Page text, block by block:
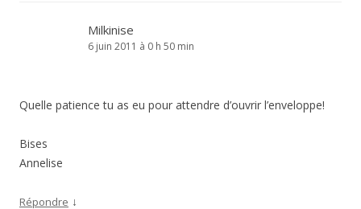
Milkinise
6 juin 2011 à 0 h 50 min
Quelle patience tu as eu pour attendre d’ouvrir l’enveloppe!
Bises
Annelise
Répondre ↓